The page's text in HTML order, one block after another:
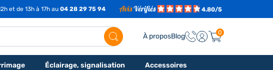
et de 13h à 17h au 04 28 29 75 94 4.80/5
À proposBlog 0
Éclairage, signalisation Accessoires